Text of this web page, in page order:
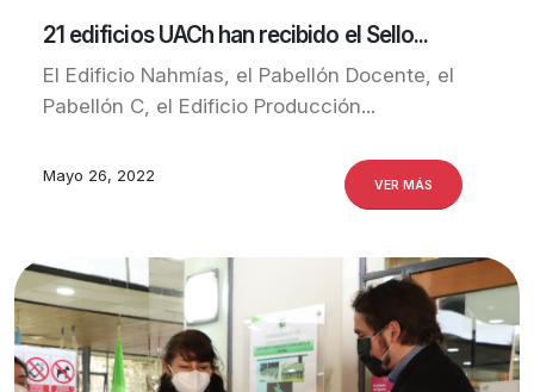
21 edificios UACh han recibido el Sello...
El Edificio Nahmías, el Pabellón Docente, el
Pabellón C, el Edificio Producción...
Mayo 26, 2022
VER MÁS